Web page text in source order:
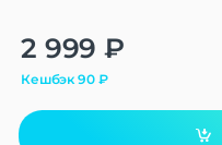
2 999 ₽
Кешбэк90₽
Alternative: